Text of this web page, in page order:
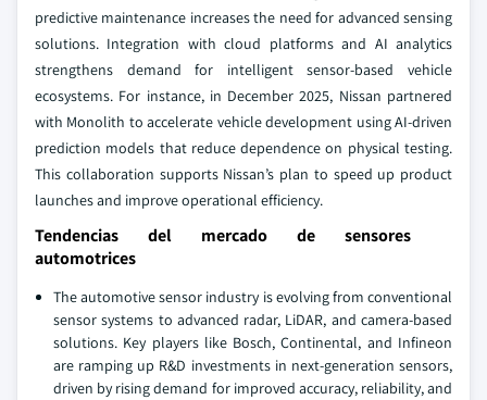
predictive maintenance increases the need for advanced sensing
solutions. Integration with cloud platforms and AI analytics
strengthens demand for intelligent sensor-based vehicle
ecosystems. For instance, in December 2025, Nissan partnered
with Monolith to accelerate vehicle development using AI-driven
prediction models that reduce dependence on physical testing.
This collaboration supports Nissan’s plan to speed up product
launches and improve operational efficiency.
Tendencias del mercado de sensores
automotrices
The automotive sensor industry is evolving from conventional
sensor systems to advanced radar, LiDAR, and camera-based
solutions. Key players like Bosch, Continental, and Infineon
are ramping up R&D investments in next-generation sensors,
driven by rising demand for improved accuracy, reliability, and